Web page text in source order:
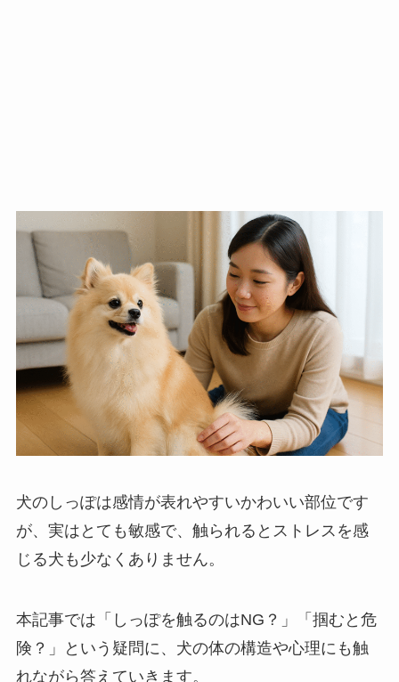
犬のしっぽは感情が表れやすいかわいい部位です
が、実はとても敏感で、触られるとストレスを感
じる犬も少なくありません。
本記事では「しっぽを触るのはNG？」「掴むと危
険？」という疑問に、犬の体の構造や心理にも触
れながら答えていきます。